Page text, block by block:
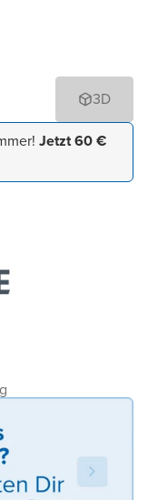
3D
Jetzt 60 €